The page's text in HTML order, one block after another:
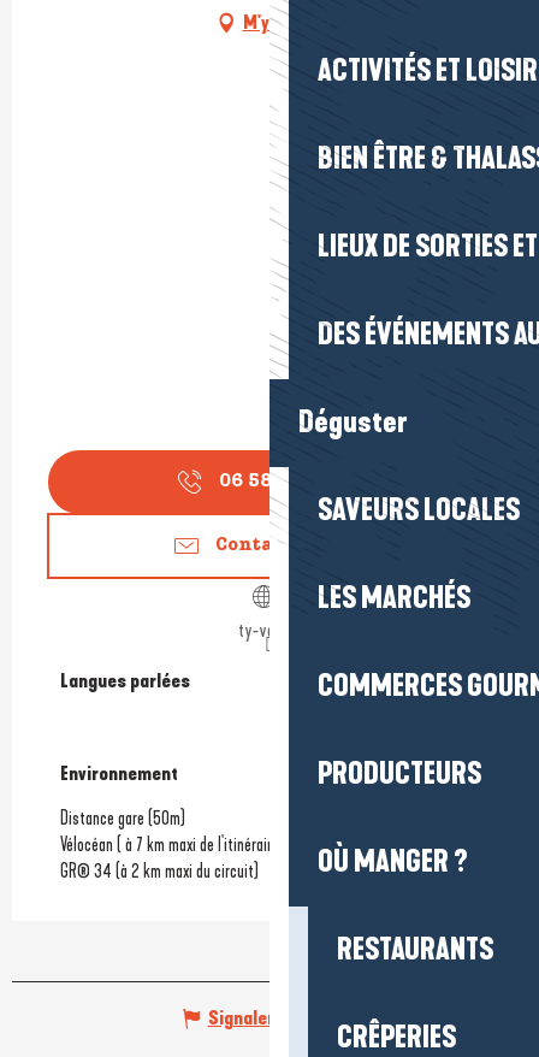
ACTIVITÉS ET
BIEN ÊTRE &
LIEUX DE SORTIES
DES ÉVÉNEMENTS
Déguster
SAVEURS LOCALES
LES MARCHÉS
COMMERCES
PRODUCTEURS
OÙ MANGER ?
RESTAURANTS
CRÊPERIES
M'y rendre
06 58 73 43
Contactez-nous
ty-velo.fr
Langues parlées
Langues parlées
Environnement
Environnement
Distance gare (50m)
Vélocéan ( à 7 km maxi de l'itinéraire)
GR® 34 (à 2 km maxi du circuit)
Signaler une erreur